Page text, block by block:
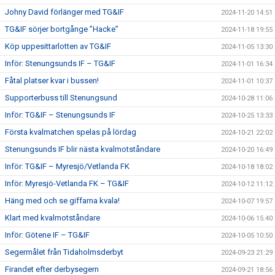
Johny David förlänger med TG&IF 2024-11-20 14:51
TG&IF sörjer bortgånge ”Hacke” 2024-11-18 19:55
Köp uppesittarlotten av TG&IF 2024-11-05 13:30
Inför: Stenungsunds IF – TG&IF 2024-11-01 16:34
Fåtal platser kvar i bussen! 2024-11-01 10:37
Supporterbuss till Stenungsund 2024-10-28 11:06
Inför: TG&IF – Stenungsunds IF 2024-10-25 13:33
Första kvalmatchen spelas på lördag 2024-10-21 22:02
Stenungsunds IF blir nästa kvalmotståndare 2024-10-20 16:49
Inför: TG&IF – Myresjö/Vetlanda FK 2024-10-18 18:02
Inför: Myresjö-Vetlanda FK – TG&IF 2024-10-12 11:12
Häng med och se giffarna kvala! 2024-10-07 19:57
Klart med kvalmotståndare 2024-10-06 15:40
Inför: Götene IF – TG&IF 2024-10-05 10:50
Segermålet från Tidaholmsderbyt 2024-09-23 21:29
Firandet efter derbysegern 2024-09-21 18:56